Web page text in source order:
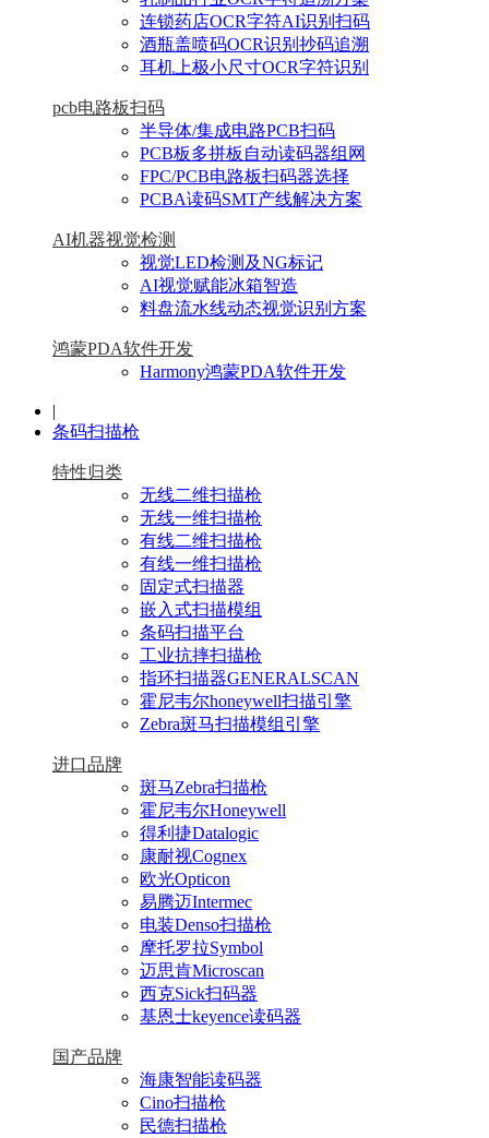
连锁药店OCR字符AI识别扫码
酒瓶盖喷码OCR识别抄码追溯
耳机上极小尺寸OCR字符识别
pcb电路板扫码
半导体/集成电路PCB扫码
PCB板多拼板自动读码器组网
FPC/PCB电路板扫码器选择
PCBA读码SMT产线解决方案
AI机器视觉检测
视觉LED检测及NG标记
AI视觉赋能冰箱智造
料盘流水线动态视觉识别方案
鸿蒙PDA软件开发
Harmony鸿蒙PDA软件开发
|
条码扫描枪
特性归类
无线二维扫描枪
无线一维扫描枪
有线二维扫描枪
有线一维扫描枪
固定式扫描器
嵌入式扫描模组
条码扫描平台
工业抗摔扫描枪
指环扫描器GENERALSCAN
霍尼韦尔honeywell扫描引擎
Zebra斑马扫描模组引擎
进口品牌
斑马Zebra扫描枪
霍尼韦尔Honeywell
得利捷Datalogic
康耐视Cognex
欧光Opticon
易腾迈Intermec
电装Denso扫描枪
摩托罗拉Symbol
迈思肯Microscan
西克Sick扫码器
基恩士keyence读码器
国产品牌
海康智能读码器
Cino扫描枪
民德扫描枪